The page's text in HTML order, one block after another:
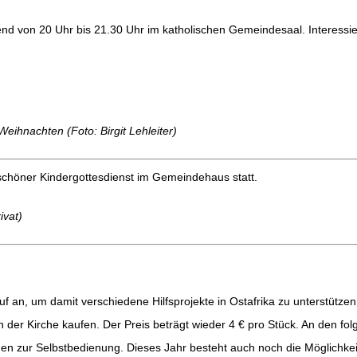
von 20 Uhr bis 21.30 Uhr im katholischen Gemeindesaal.
(Foto: Birgit Lehleiter)
Kindergottesdienst im Gemeindehaus statt.
an, um damit verschiedene Hilfsprojekte in Ostafrika zu
Kirche kaufen. Der Preis beträgt wieder 4 € pro Stück. An den
zur Selbstbedienung. Dieses Jahr besteht auch noch die